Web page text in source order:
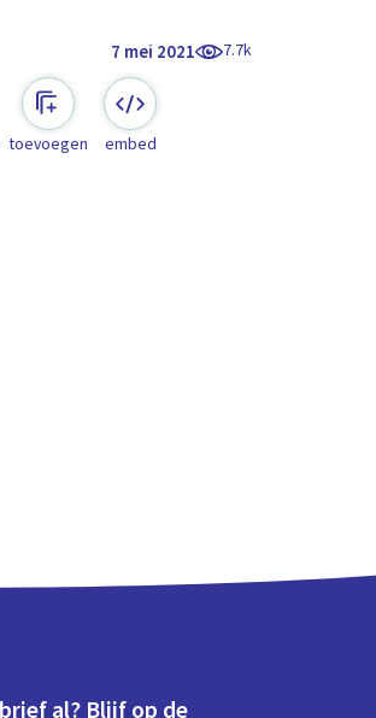
7 mei 2021 7.7k
toevoegen embed
al? Blijf op de